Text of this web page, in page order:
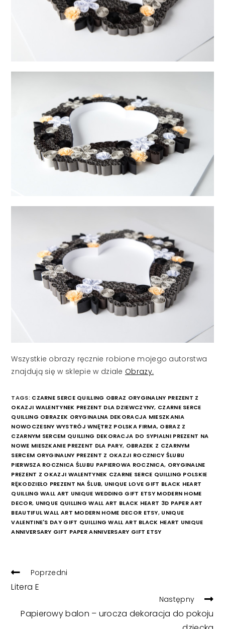
Wszystkie obrazy ręcznie robione mojego autorstwa
znajdują się w sklepie w dziale Obrazy.
TAGS: CZARNE SERCE QUILLING OBRAZ ORYGINALNY PREZENT Z
OKAZJI WALENTYNEK PREZENT DLA DZIEWCZYNY, CZARNE SERCE
QUILLING OBRAZEK ORYGINALNA DEKORACJA MIESZKANIA
NOWOCZESNY WYSTRÓJ WNĘTRZ POLSKA FIRMA, OBRAZ Z
CZARNYM SERCEM QUILLING DEKORACJA DO SYPIALNI PREZENT NA
NOWE MIESZKANIE PREZENT DLA PARY, OBRAZEK Z CZARNYM
SERCEM ORYGINALNY PREZENT Z OKAZJI ROCZNICY ŚLUBU
PIERWSZA ROCZNICA ŚLUBU PAPIEROWA ROCZNICA, ORYGINALNE
PREZENT Z OKAZJI WALENTYNEK CZARNE SERCE QUILLING POLSKIE
RĘKODZIEŁO PREZENT NA ŚLUB, UNIQUE LOVE GIFT BLACK HEART
QUILLING WALL ART UNIQUE WEDDING GIFT ETSY MODERN HOME
DECOR, UNIQUE QUILLING WALL ART BLACK HEART 3D PAPER ART
BEAUTIFUL WALL ART MODERN HOME DECOR ETSY, UNIQUE
VALENTINE'S DAY GIFT QUILLING WALL ART BLACK HEART UNIQUE
ANNIVERSARY GIFT PAPER ANNIVERSARY GIFT ETSY
READ
MORE
ARTICLES
Poprzedni
Litera E
Następny
Papierowy balon – urocza dekoracja do pokoju